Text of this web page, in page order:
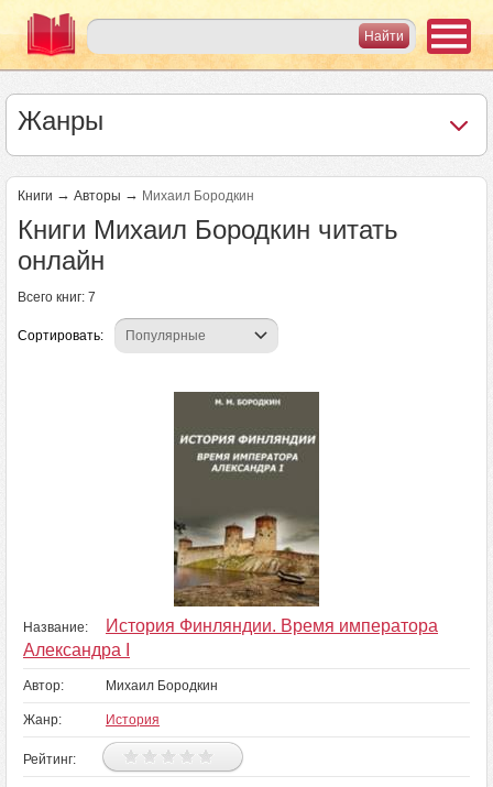
Жанры
Книги → Авторы → Михаил Бородкин
Книги Михаил Бородкин читать
онлайн
Всего книг: 7
Сортировать:
Название:
История Финляндии. Время императора
Александра I
Автор: Михаил Бородкин
Жанр: История
Рейтинг: